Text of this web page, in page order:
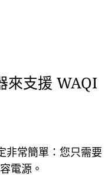
來支援 WAQI
非常簡單：您只需要
電源。